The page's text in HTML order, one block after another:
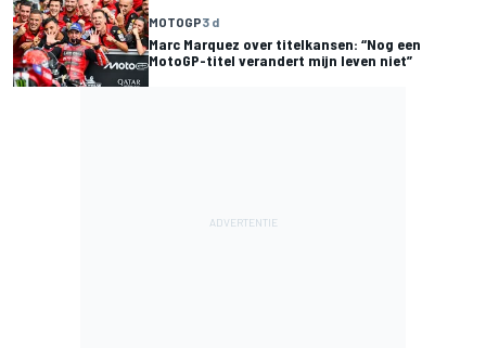
MOTOGP3 d
Marc Marquez over titelkansen: “Nog een
MotoGP-titel verandert mijn leven niet”